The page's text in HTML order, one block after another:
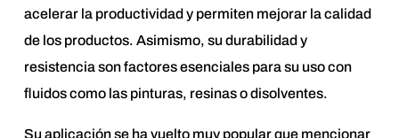
acelerar la productividad y permiten mejorar la calidad
de los productos. Asimismo, su durabilidad y
resistencia son factores esenciales para su uso con
fluidos como las pinturas, resinas o disolventes.
Su aplicación se ha vuelto muy popular que mencionar